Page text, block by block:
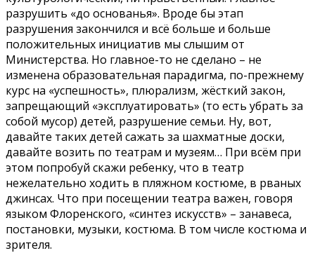
разрушить «до основанья». Вроде бы этап
разрушения закончился и всё больше и больше
положительных инициатив мы слышим от
Министерства. Но главное-то не сделано – не
изменена образовательная парадигма, по-прежнему
курс на «успешность», плюрализм, жёсткий закон,
запрещающий «эксплуатировать» (то есть убрать за
собой мусор) детей, разрушение семьи. Ну, вот,
давайте таких детей сажать за шахматные доски,
давайте возить по театрам и музеям… При всём при
этом попробуй скажи ребенку, что в театр
нежелательно ходить в пляжном костюме, в рваных
джинсах. Что при посещении театра важен, говоря
языком Флоренского, «синтез искусств» – занавеса,
постановки, музыки, костюма. В том числе костюма и
зрителя.